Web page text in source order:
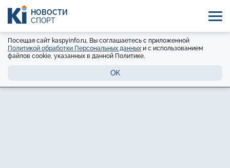
НОВОСТИ
СПОРТ
Посещая сайт kaspyinfo.ru, Вы соглашаетесь с приложенной
Политикой обработки Персональных данных и с использованием
файлов cookie, указанных в данной Политике.
OK